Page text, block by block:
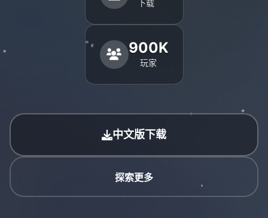
下载
900K
玩家
中文版下载
探索更多